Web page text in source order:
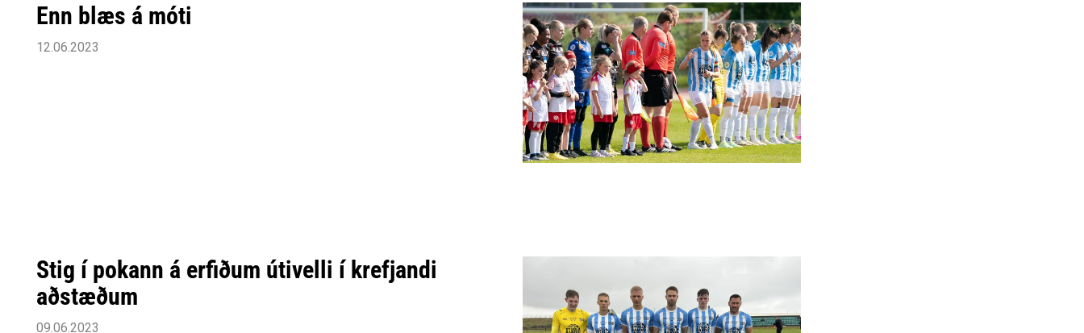
Enn blæs á móti
12.06.2023
Stig í pokann á erfiðum útivelli í krefjandi
aðstæðum
09.06.2023